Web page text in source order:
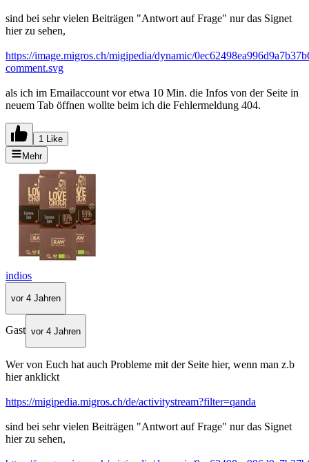
sind bei sehr vielen Beiträgen "Antwort auf Frage" nur das Signet
hier zu sehen,
https://image.migros.ch/migipedia/dynamic/
comment.svg
als ich im Emailaccount vor etwa 10 Min. die Infos von der Seite in
neuem Tab öffnen wollte beim ich die Fehlermeldung 404.
1 Like
Mehr
indios
vor 4 Jahren
Gast vor 4 Jahren
Wer von Euch hat auch Probleme mit der Seite hier, wenn man z.b
hier anklickt
https://migipedia.migros.ch/de/activitystream?filter=qanda
sind bei sehr vielen Beiträgen "Antwort auf Frage" nur das Signet
hier zu sehen,